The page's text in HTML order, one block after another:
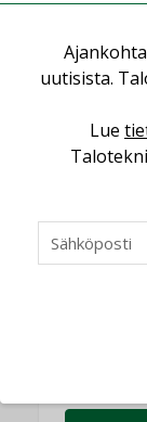
KOLUMNI
KOLUMNI
Yli
Miten
uutisista.
Lue